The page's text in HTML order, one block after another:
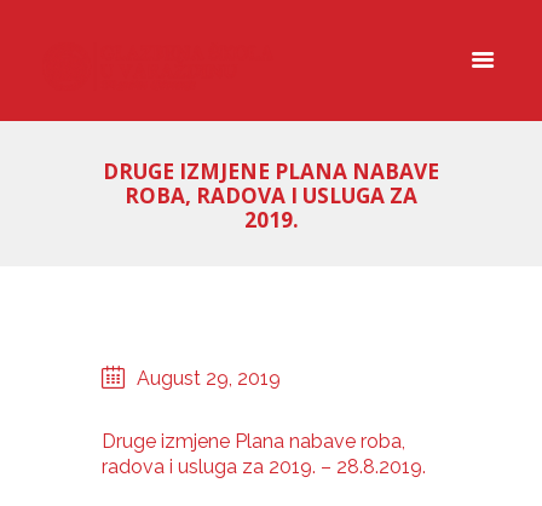
DRUGE IZMJENE PLANA NABAVE
ROBA, RADOVA I USLUGA ZA
2019.
August 29, 2019
Druge izmjene Plana nabave roba,
radova i usluga za 2019. – 28.8.2019.